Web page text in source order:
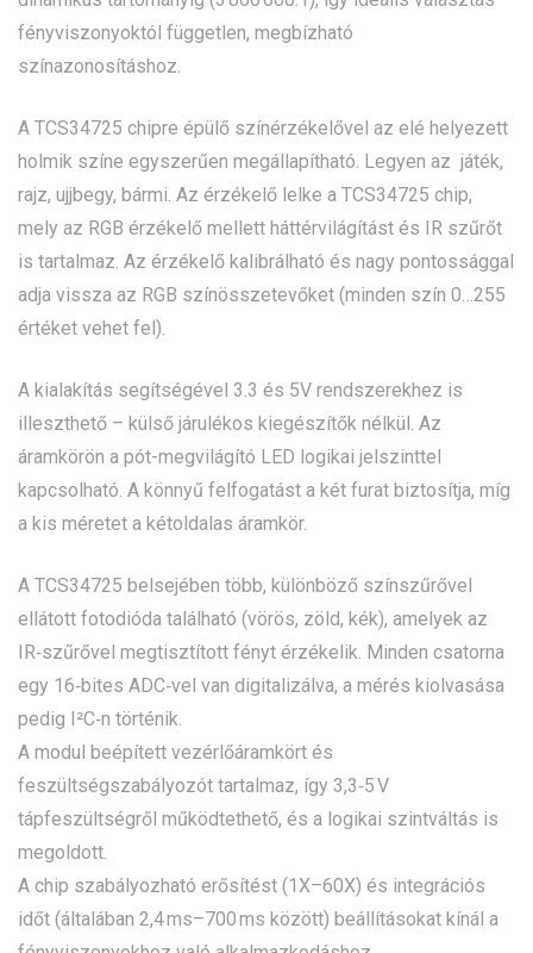
fényviszonyoktól független, megbízható
színazonosításhoz.
A TCS34725 chipre épülő színérzékelővel az elé helyezett
holmik színe egyszerűen megállapítható. Legyen az játék,
rajz, ujjbegy, bármi. Az érzékelő lelke a TCS34725 chip,
mely az RGB érzékelő mellett háttérvilágítást és IR szűrőt
is tartalmaz. Az érzékelő kalibrálható és nagy pontossággal
adja vissza az RGB színösszetevőket (minden szín 0…255
értéket vehet fel).
A kialakítás segítségével 3.3 és 5V rendszerekhez is
illeszthető – külső járulékos kiegészítők nélkül. Az
áramkörön a pót-megvilágító LED logikai jelszinttel
kapcsolható. A könnyű felfogatást a két furat biztosítja, míg
a kis méretet a kétoldalas áramkör.
A TCS34725 belsejében több, különböző színszűrővel
ellátott fotodióda található (vörös, zöld, kék), amelyek az
IR‑szűrővel megtisztított fényt érzékelik. Minden csatorna
egy 16‑bites ADC‑vel van digitalizálva, a mérés kiolvasása
pedig I²C‑n történik.
A modul beépített vezérlőáramkört és
feszültségszabályozót tartalmaz, így 3,3‑5 V
tápfeszültségről működtethető, és a logikai szintváltás is
megoldott.
A chip szabályozható erősítést (1X–60X) és integrációs
időt (általában 2,4 ms–700 ms között) beállításokat kínál a